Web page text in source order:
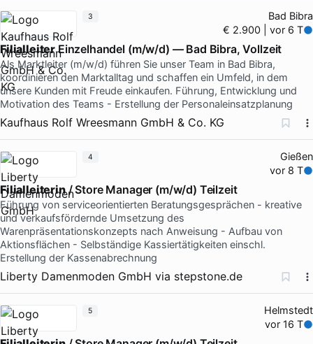
Bad Bibra
€ 2.900 | vor 6 T
FilialleiterEinzelhandel (m/w/d) — Bad Bibra, Vollzeit
Als Marktleiter (m/w/d) führen Sie unser Team in Bad Bibra,
koordinieren den Marktalltag und schaffen ein Umfeld, in dem
unsere Kunden mit Freude einkaufen. Führung, Entwicklung und
Motivation des Teams - Erstellung der Personaleinsatzplanung
Kaufhaus Rolf Wreesmann GmbH & Co. KG
3
Gießen
vor 8 T
Filialleiterin/ Store Manager (m/w/d) Teilzeit
Führung von serviceorientierten Beratungsgesprächen - kreative
und verkaufsfördernde Umsetzung des
Warenpräsentationskonzepts nach Anweisung - Aufbau von
Aktionsflächen - Selbständige Kassiertätigkeiten einschl.
Erstellung der Kassenabrechnung
Liberty Damenmoden GmbH via stepstone.de
4
Helmstedt
vor 16 T
5